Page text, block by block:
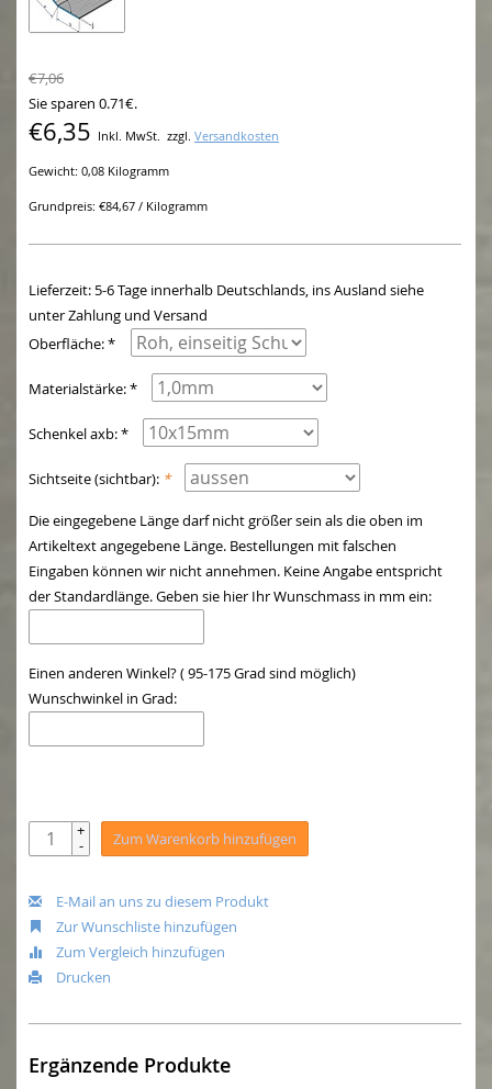
€7,06
Sie sparen 0.71€.
€6,35 Inkl. MwSt. zzgl. Versandkosten
Gewicht: 0,08 Kilogramm
Grundpreis: €84,67 / Kilogramm
Lieferzeit: 5-6 Tage innerhalb Deutschlands, ins Ausland siehe
unter Zahlung und Versand
Oberfläche: *
Materialstärke: *
Schenkel axb: *
Sichtseite (sichtbar): *
Die eingegebene Länge darf nicht größer sein als die oben im
Artikeltext angegebene Länge. Bestellungen mit falschen
Eingaben können wir nicht annehmen. Keine Angabe entspricht
der Standardlänge. Geben sie hier Ihr Wunschmass in mm ein:
Einen anderen Winkel? ( 95-175 Grad sind möglich)
Wunschwinkel in Grad:
+
- Zum Warenkorb hinzufügen
E-Mail an uns zu diesem Produkt
Zur Wunschliste hinzufügen
Zum Vergleich hinzufügen
Drucken
Ergänzende Produkte